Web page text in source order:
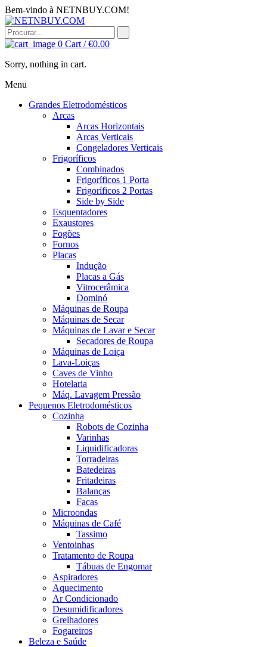
Bem-vindo à NETNBUY.COM!
0 Cart /€0.00
Sorry, nothing in cart.
Menu
Grandes Eletrodomésticos
Arcas
Arcas Horizontais
Arcas Verticais
Congeladores Verticais
Frigoríficos
Combinados
Frigoríficos 1 Porta
Frigoríficos 2 Portas
Side by Side
Esquentadores
Exaustores
Fogões
Fornos
Placas
Indução
Placas a Gás
Vitrocerâmica
Dominó
Máquinas de Roupa
Máquinas de Secar
Máquinas de Lavar e Secar
Secadores de Roupa
Máquinas de Loiça
Lava-Loiças
Caves de Vinho
Hotelaria
Máq. Lavagem Pressão
Pequenos Eletrodomésticos
Cozinha
Robots de Cozinha
Varinhas
Liquidificadoras
Torradeiras
Batedeiras
Fritadeiras
Balanças
Facas
Microondas
Máquinas de Café
Tassimo
Ventoinhas
Tratamento de Roupa
Tábuas de Engomar
Aspiradores
Aquecimento
Ar Condicionado
Desumidificadores
Grelhadores
Fogareiros
Beleza e Saúde